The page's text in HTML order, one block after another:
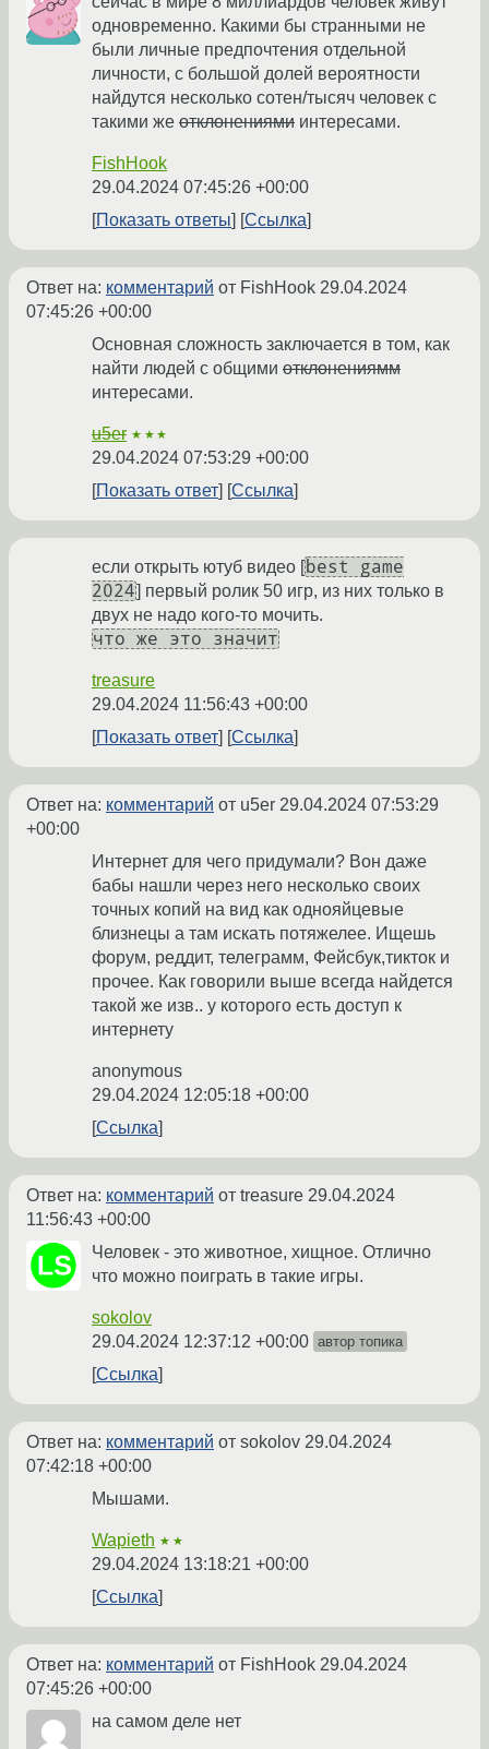
одновременно. Какими бы странными не
были личные предпочтения отдельной
личности, с большой долей вероятности
найдутся несколько сотен/тысяч человек с
такими же отклонениями интересами.
FishHook
29.04.2024 07:45:26 +00:00
Показать ответы
Ссылка
Ответ на: комментарий от FishHook 29.04.2024
07:45:26 +00:00
Основная сложность заключается в том, как
найти людей с общими отклонениямм
интересами.
u5er ★★★
29.04.2024 07:53:29 +00:00
Показать ответ
Ссылка
если открыть ютуб видео [best game
2024] первый ролик 50 игр, из них только в
двух не надо кого-то мочить.
что же это значит
treasure
29.04.2024 11:56:43 +00:00
Показать ответ
Ссылка
Ответ на: комментарий от u5er 29.04.2024 07:53:29
+00:00
Интернет для чего придумали? Вон даже
бабы нашли через него несколько своих
точных копий на вид как однояйцевые
близнецы а там искать потяжелее. Ищешь
форум, реддит, телеграмм, Фейсбук,тикток и
прочее. Как говорили выше всегда найдется
такой же изв.. у которого есть доступ к
интернету
anonymous
29.04.2024 12:05:18 +00:00
Ссылка
Ответ на: комментарий от treasure 29.04.2024
11:56:43 +00:00
Человек - это животное, хищное. Отлично
что можно поиграть в такие игры.
sokolov
29.04.2024 12:37:12 +00:00 автор топика
Ссылка
Ответ на: комментарий от sokolov 29.04.2024
07:42:18 +00:00
Мышами.
Wapieth ★★
29.04.2024 13:18:21 +00:00
Ссылка
Ответ на: комментарий от FishHook 29.04.2024
07:45:26 +00:00
на самом деле нет